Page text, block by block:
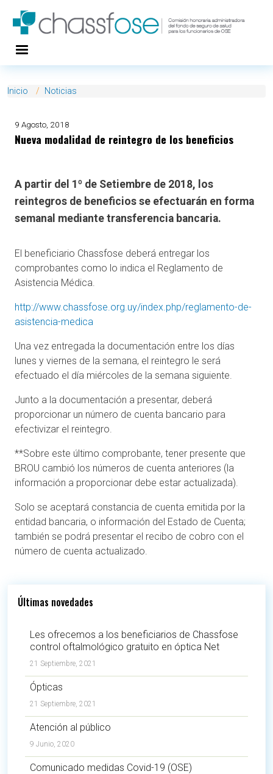
Inicio Noticias
9 Agosto, 2018
Nueva modalidad de reintegro de los beneficios
A partir del 1º de Setiembre de 2018, los
reintegros de beneficios se efectuarán en forma
semanal mediante transferencia bancaria.
El beneficiario Chassfose deberá entregar los
comprobantes como lo indica el Reglamento de
Asistencia Médica.
http://www.chassfose.org.uy/index.php/reglamento-de-
asistencia-medica
Una vez entregada la documentación entre los días
lunes y viernes de la semana, el reintegro le será
efectuado el día miércoles de la semana siguiente.
Junto a la documentación a presentar, deberá
proporcionar un número de cuenta bancario para
efectivizar el reintegro.
**Sobre este último comprobante, tener presente que
BROU cambió los números de cuenta anteriores (la
información a proporcionar debe estar actualizada).
Solo se aceptará constancia de cuenta emitida por la
entidad bancaria, o información del Estado de Cuenta;
también se podrá presentar el recibo de cobro con el
número de cuenta actualizado.
Últimas novedades
Les ofrecemos a los beneficiarios de Chassfose
control oftalmológico gratuito en óptica Net
21 Septiembre, 2021
Ópticas
21 Septiembre, 2021
Atención al público
9 Junio, 2020
Comunicado medidas Covid-19 (OSE)